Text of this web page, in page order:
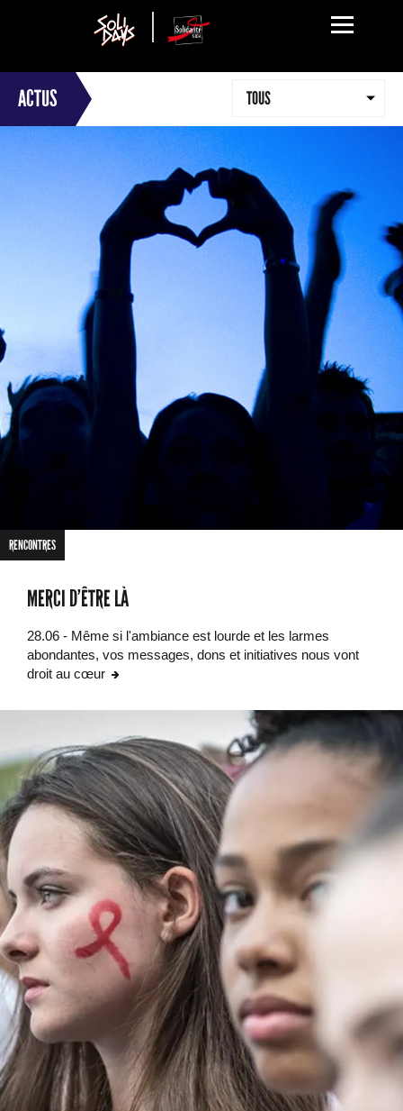
ACTUS TOUS
RENCONTRES
MERCI D’ÊTRE LÀ
28.06 - Même si l'ambiance est lourde et les larmes
abondantes, vos messages, dons et initiatives nous vont
droit au cœur